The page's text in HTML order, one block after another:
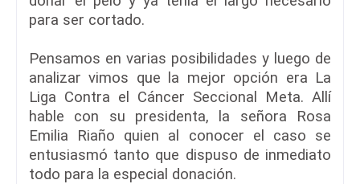
para ser cortado.
Pensamos en varias posibilidades y luego de
analizar vimos que la mejor opción era La
Liga Contra el Cáncer Seccional Meta. Allí
hable con su presidenta, la señora Rosa
Emilia Riaño quien al conocer el caso se
entusiasmó tanto que dispuso de inmediato
todo para la especial donación.